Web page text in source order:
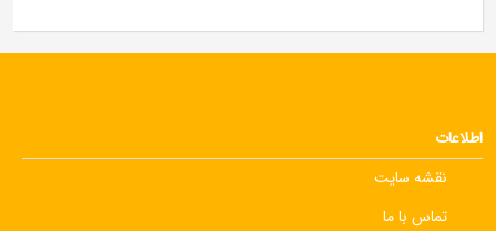
اطلاعات
نقشه سایت
تماس با ما